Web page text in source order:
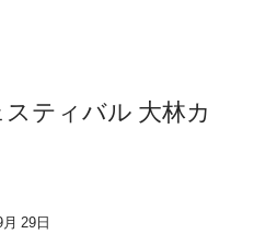
ティバル 大林カ
29日